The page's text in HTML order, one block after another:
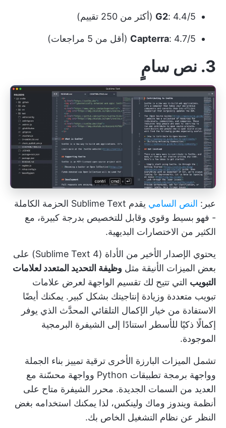
G2: 4.4/5 (أكثر من 250 تقييم)
Capterra: 4.7/5 (أقل من 5 مراجعات)
3. نص سامٍ
عبر: النص السامي
يقدم Sublime Text الحزمة الكاملة
- فهو بسيط وقوي وقابل للتخصيص بدرجة كبيرة، مع
الكثير من الاختصارات البديهية.
يحتوي الإصدار الأخير من الأداة (Sublime Text 4) على
بعض الميزات الأنيقة مثل وظيفة التحديد المتعدد لعلامات
التبويب التي تتيح لك تقسيم الواجهة لعرض علامات
تبويب متعددة وزيادة إنتاجيتك بشكل كبير. يمكنك أيضًا
الاستفادة من خيار الإكمال التلقائي المحدَّث الذي يوفر
إكمالًا ذكيًا للأسطر استنادًا إلى الشيفرة البرمجية
الموجودة.
تشمل الميزات البارزة الأخرى ترقية تمييز بناء الجملة
وواجهة برمجة تطبيقات Python وواجهة محسّنة مع
العديد من السمات الجديدة. محرر الشيفرة متاح على
أنظمة ويندوز وماك ولينكس، لذا يمكنك استخدامه بغض
النظر عن نظام التشغيل الخاص بك.